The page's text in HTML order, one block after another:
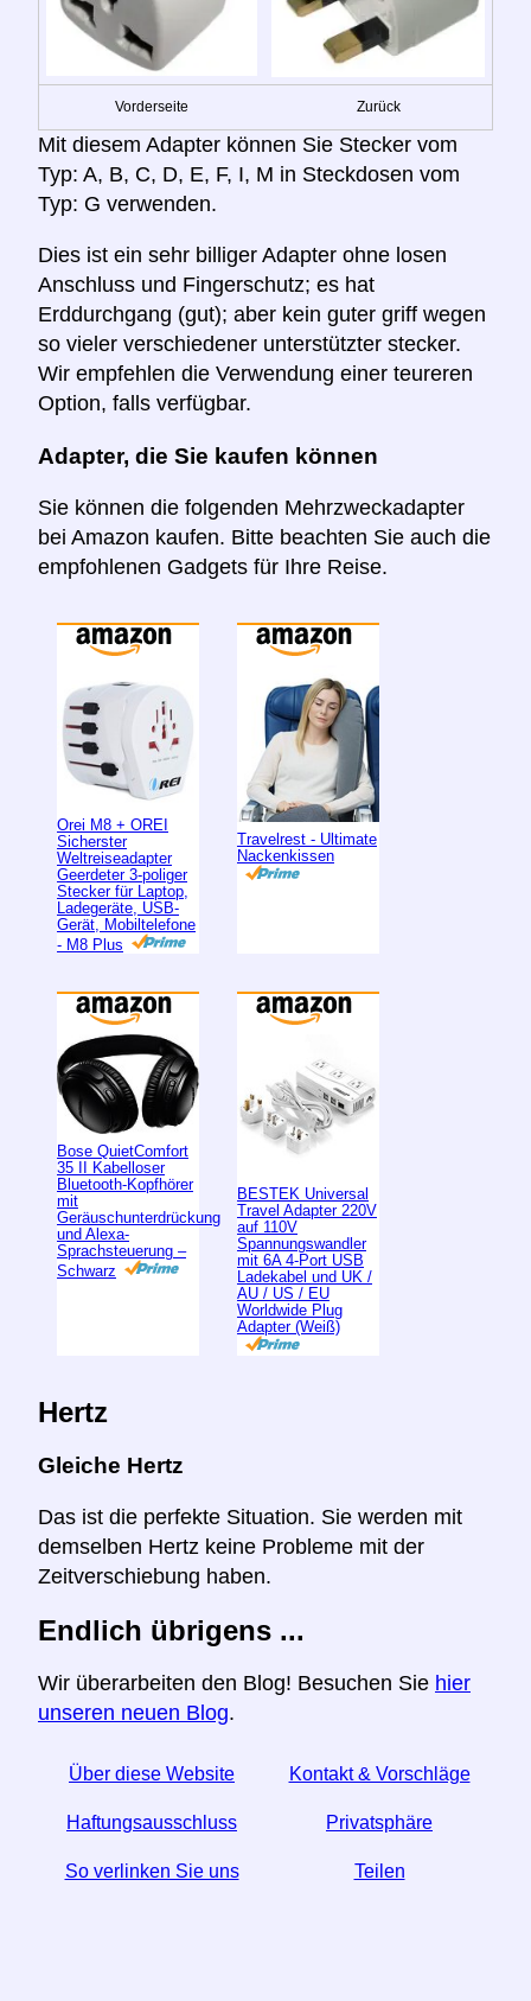
Vorderseite Zurück
Mit diesem Adapter können Sie Stecker vom
Typ: A, B, C, D, E, F, I, M in Steckdosen vom
Typ: G verwenden.
Dies ist ein sehr billiger Adapter ohne losen
Anschluss und Fingerschutz; es hat
Erddurchgang (gut); aber kein guter griff wegen
so vieler verschiedener unterstützter stecker.
Wir empfehlen die Verwendung einer teureren
Option, falls verfügbar.
Adapter, die Sie kaufen können
Sie können die folgenden Mehrzweckadapter
bei Amazon kaufen. Bitte beachten Sie auch die
empfohlenen Gadgets für Ihre Reise.
Orei M8 + OREI
Sicherster
Weltreiseadapter
Geerdeter 3-poliger
Stecker für Laptop,
Ladegeräte, USB-
Gerät, Mobiltelefone
- M8 Plus
Travelrest - Ultimate
Nackenkissen
Bose QuietComfort
35 II Kabelloser
Bluetooth-Kopfhörer
mit
Geräuschunterdrückung
und Alexa-
Sprachsteuerung –
Schwarz
BESTEK Universal
Travel Adapter 220V
auf 110V
Spannungswandler
mit 6A 4-Port USB
Ladekabel und UK /
AU / US / EU
Worldwide Plug
Adapter (Weiß)
Hertz
Gleiche Hertz
Das ist die perfekte Situation. Sie werden mit
demselben Hertz keine Probleme mit der
Zeitverschiebung haben.
Endlich übrigens ...
Wir überarbeiten den Blog! Besuchen Sie hier
unseren neuen Blog.
Über diese Website Kontakt & Vorschläge
Haftungsausschluss Privatsphäre
So verlinken Sie uns Teilen